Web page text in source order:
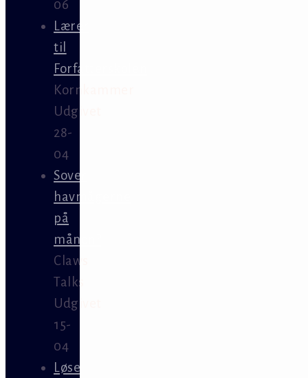
06
Lærer
til
Forfatterskolen
Kornkammer
Udgivet
28-
04
Sover
havmågerne
på
månen?
Claws
Talks
Udgivet
15-
04
Løse